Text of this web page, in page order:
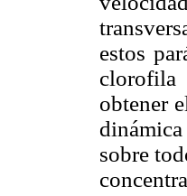
estos
clorofila
obtener
sobre